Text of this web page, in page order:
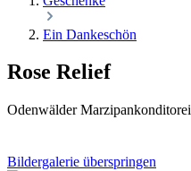
Ein Dankeschön
Rose Relief
Odenwälder Marzipankonditorei
Bildergalerie überspringen